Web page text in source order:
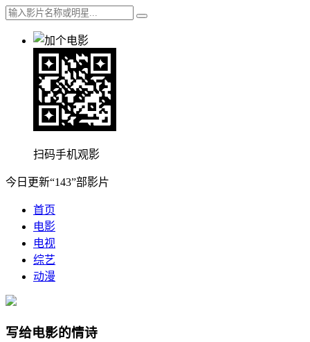
扫码手机观影
今日更新“143”部影片
首页
电影
电视
综艺
动漫
写给电影的情诗